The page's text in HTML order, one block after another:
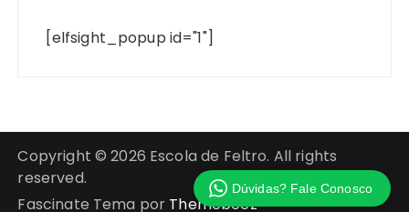
[elfsight_popup id="1"]
Copyright © 2026 Escola de Feltro. All rights
reserved.
Fascinate Tema por Themebeez
Dúvidas? Fale Conosco